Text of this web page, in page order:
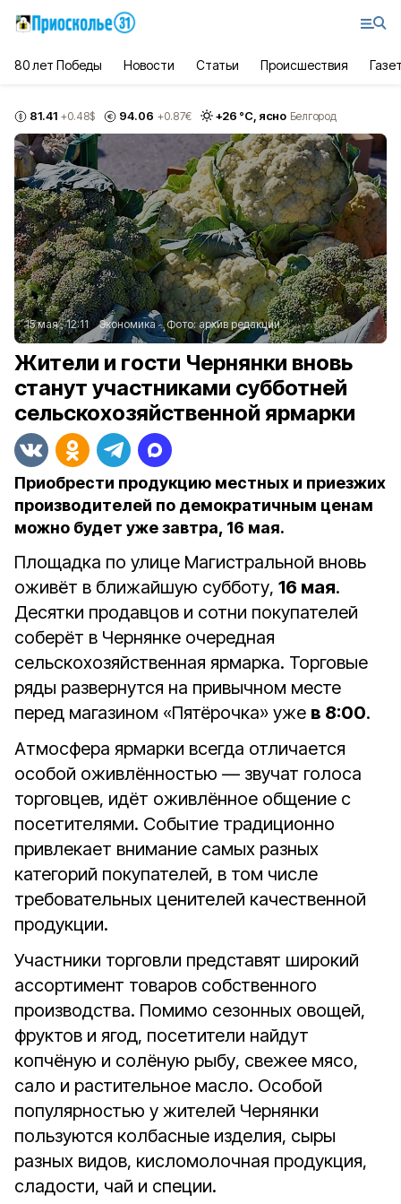
80 лет Победы Новости Статьи Происшествия
81.41 +0.48$ 94.06 +0.87€ +26 °С, ясно Белгород
15 мая , 12:11 Экономика Фото:архив редакции
Жители и гости Чернянки вновь
станут участниками субботней
сельскохозяйственной ярмарки
Приобрести продукцию местных и приезжих
производителей по демократичным ценам
можно будет уже завтра, 16 мая.
Площадка по улице Магистральной вновь
оживёт в ближайшую субботу, 16 мая.
Десятки продавцов и сотни покупателей
соберёт в Чернянке очередная
сельскохозяйственная ярмарка. Торговые
ряды развернутся на привычном месте
перед магазином «Пятёрочка» уже в 8:00.
Атмосфера ярмарки всегда отличается
особой оживлённостью — звучат голоса
торговцев, идёт оживлённое общение с
посетителями. Событие традиционно
привлекает внимание самых разных
категорий покупателей, в том числе
требовательных ценителей качественной
продукции.
Участники торговли представят широкий
ассортимент товаров собственного
производства. Помимо сезонных овощей,
фруктов и ягод, посетители найдут
копчёную и солёную рыбу, свежее мясо,
сало и растительное масло. Особой
популярностью у жителей Чернянки
пользуются колбасные изделия, сыры
разных видов, кисломолочная продукция,
сладости, чай и специи.